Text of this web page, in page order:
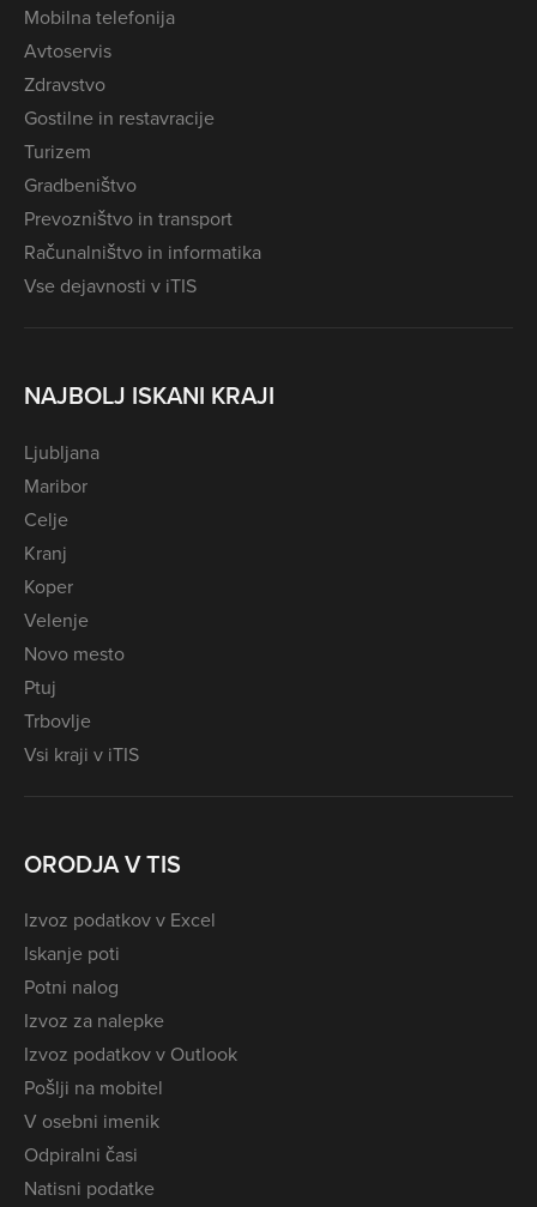
Mobilna telefonija
Avtoservis
Zdravstvo
Gostilne in restavracije
Turizem
Gradbeništvo
Prevozništvo in transport
Računalništvo in informatika
Vse dejavnosti v iTIS
NAJBOLJ ISKANI KRAJI
Ljubljana
Maribor
Celje
Kranj
Koper
Velenje
Novo mesto
Ptuj
Trbovlje
Vsi kraji v iTIS
ORODJA V TIS
Izvoz podatkov v Excel
Iskanje poti
Potni nalog
Izvoz za nalepke
Izvoz podatkov v Outlook
Pošlji na mobitel
V osebni imenik
Odpiralni časi
Natisni podatke